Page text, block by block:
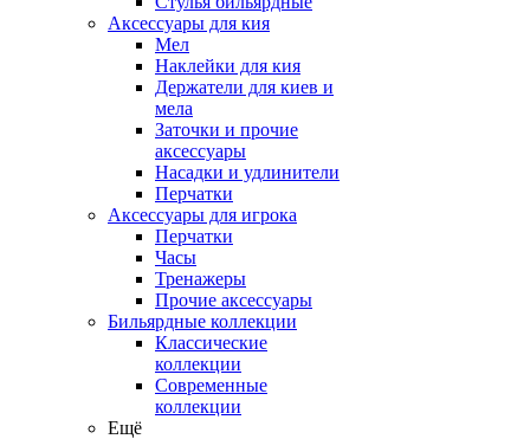
Аксессуары для кия
Мел
Наклейки для кия
Держатели для киев и
мела
Заточки и прочие
аксессуары
Насадки и удлинители
Перчатки
Аксессуары для игрока
Перчатки
Часы
Тренажеры
Прочие аксессуары
Бильярдные коллекции
Классические
коллекции
Современные
коллекции
Ещё